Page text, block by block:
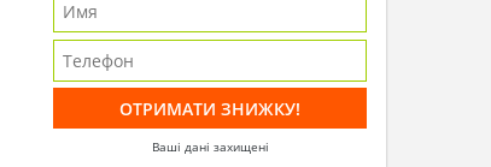
Ваші дані захищені